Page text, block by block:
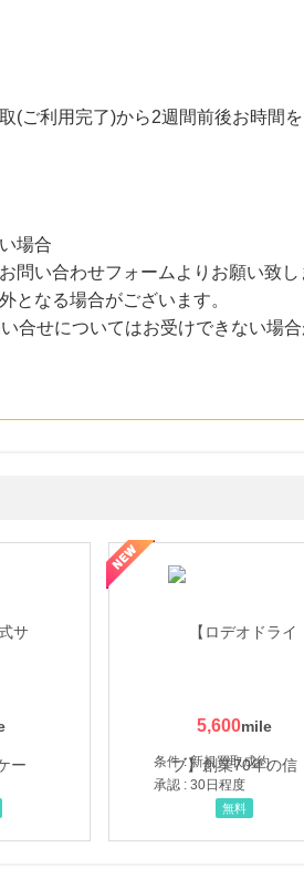
ご利用完了)から2週間前後お時間
場合
い合わせフォームよりお願い致
となる場合がございます。
せについてはお受けできない場合
5,600
条件 : 新規買取成約
承認 : 30日程度
無料
した商品で女性の美を応援しています